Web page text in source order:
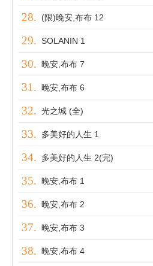
(限)晚安,布布 12
SOLANIN 1
晚安,布布 7
晚安,布布 6
光之城 (全)
多美好的人生 1
多美好的人生 2(完)
晚安,布布 1
晚安,布布 2
晚安,布布 3
晚安,布布 4